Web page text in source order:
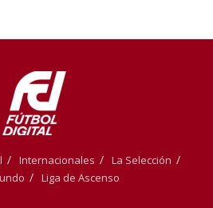
Internacionales
La Selección
Liga de Ascenso